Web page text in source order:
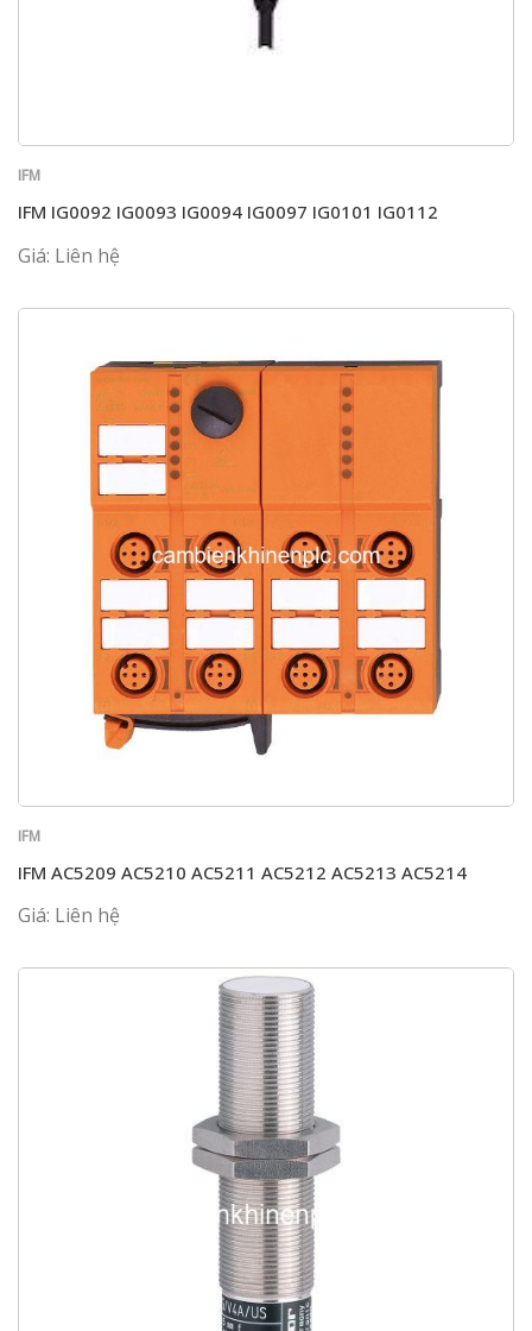
IFM
IFM IG0092 IG0093 IG0094 IG0097 IG0101 IG0112
Giá: Liên hệ
IFM
IFM AC5209 AC5210 AC5211 AC5212 AC5213 AC5214
Giá: Liên hệ